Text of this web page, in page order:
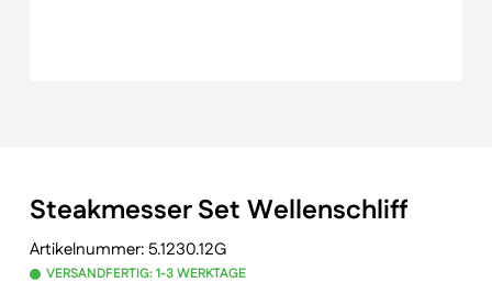
Steakmesser Set Wellenschliff
Artikelnummer:5.1230.12G
VERSANDFERTIG: 1-3 WERKTAGE